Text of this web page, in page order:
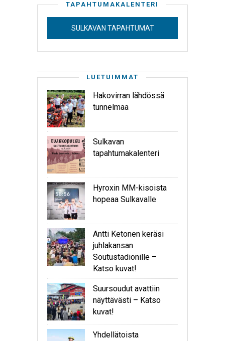
TAPAHTUMAKALENTERI
SULKAVAN TAPAHTUMAT
LUETUIMMAT
Hakovirran lähdössä
tunnelmaa
Sulkavan
tapahtumakalenteri
Hyroxin MM-kisoista
hopeaa Sulkavalle
Antti Ketonen keräsi
juhlakansan
Soutustadionille –
Katso kuvat!
Suursoudut avattiin
näyttävästi – Katso
kuvat!
Yhdellätoista